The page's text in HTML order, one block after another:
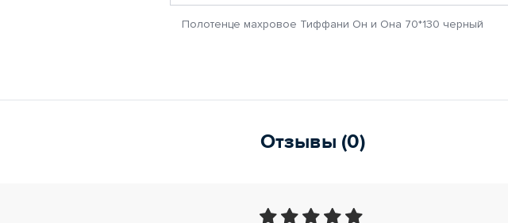
Полотенце махровое Тиффани Он и Она 70*130 черный
Отзывы (0)